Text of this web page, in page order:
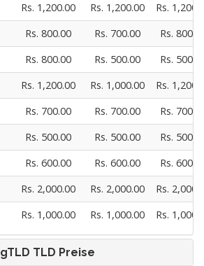
Rs. 1,200.00 Rs. 1,200.00
Rs.
Rs. 800.00 Rs. 700.00
Rs.
Rs. 800.00 Rs. 500.00
Rs.
Rs. 1,200.00 Rs. 1,000.00
Rs.
Rs. 700.00 Rs. 700.00
Rs.
Rs. 500.00 Rs. 500.00
Rs.
Rs. 600.00 Rs. 600.00
Rs.
Rs. 2,000.00 Rs. 2,000.00
Rs.
Rs. 1,000.00 Rs. 1,000.00 Rs.
gTLD TLD Preise